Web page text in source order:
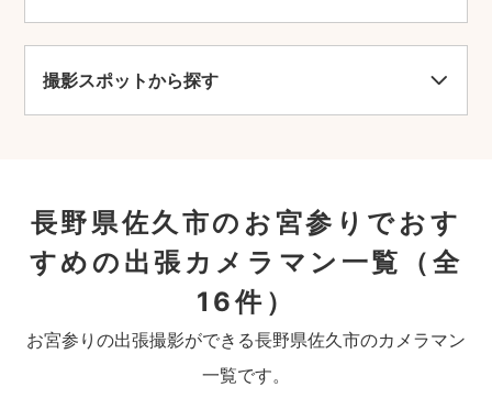
撮影スポットから探す
長野県佐久市のお宮参りでおす
すめの出張カメラマン一覧
（全
16件）
お宮参りの出張撮影ができる長野県佐久市のカメラマン
一覧です。